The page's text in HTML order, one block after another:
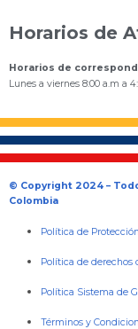
Horarios de
Horarios de
Lunes a viernes 8:00 a.m a
© Copyright 2024 –
Colombia
Política de
Política de derechos
Política Sistema de
Términos y